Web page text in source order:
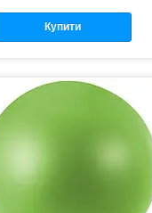
Купити